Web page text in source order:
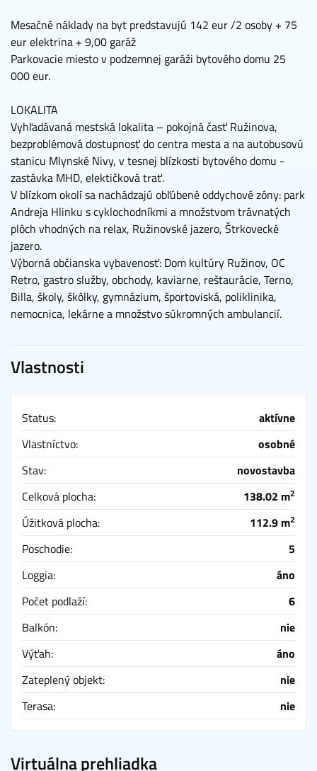
Mesačné náklady na byt predstavujú 142 eur /2 osoby + 75
eur elektrina + 9,00 garáž
Parkovacie miesto v podzemnej garáži bytového domu 25
000 eur.
LOKALITA
Vyhľadávaná mestská lokalita – pokojná časť Ružinova,
bezproblémová dostupnosť do centra mesta a na autobusovú
stanicu Mlynské Nivy, v tesnej blízkosti bytového domu -
zastávka MHD, elektičková trať.
V blízkom okolí sa nachádzajú obľúbené oddychové zóny: park
Andreja Hlinku s cyklochodníkmi a množstvom trávnatých
plôch vhodných na relax, Ružinovské jazero, Štrkovecké
jazero.
Výborná občianska vybavenosť: Dom kultúry Ružinov, OC
Retro, gastro služby, obchody, kaviarne, reštaurácie, Terno,
Billa, školy, škôlky, gymnázium, športoviská, poliklinika,
nemocnica, lekárne a množstvo súkromných ambulancií.
Vlastnosti
Status:
aktívne
Vlastníctvo:
osobné
Stav:
novostavba
Celková plocha:
138.02 m2
Úžitková plocha: 112.9 m2
Poschodie:
5
Loggia:
áno
Počet podlaží:
6
Balkón:
nie
Výťah:
áno
Zateplený objekt:
nie
Terasa:
nie
Virtuálna prehliadka